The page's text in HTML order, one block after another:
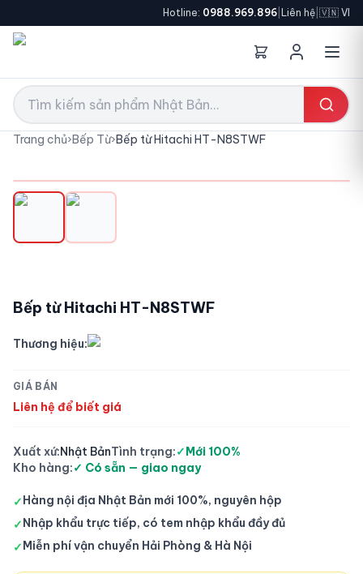
Hotline: 0988.969.896 Liên hệ 🇻🇳 VI
Trang chủ›Bếp Từ›Bếp từ Hitachi HT-N8STWF
Bếp từ Hitachi HT-N8STWF
Thương hiệu:
GIÁ BÁN
Liên hệ để biết giá
Xuất xứ:Nhật BảnTình trạng:✓Mới 100%
Kho hàng:✓ Có sẵn — giao ngay
✓Hàng nội địa Nhật Bản mới 100%, nguyên hộp
✓Nhập khẩu trực tiếp, có tem nhập khẩu đầy đủ
✓Miễn phí vận chuyển Hải Phòng & Hà Nội